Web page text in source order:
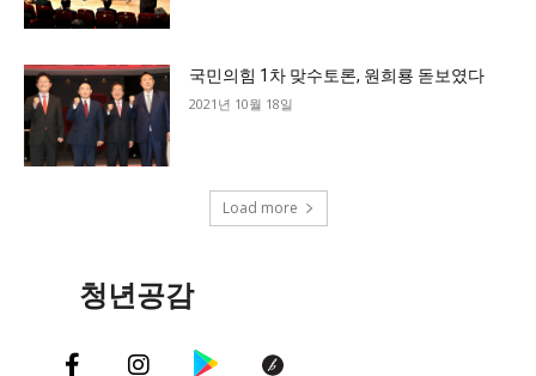
국민의힘 1차 맞수토론, 원희룡 돋보였다
2021년 10월 18일
Load more
청년공감